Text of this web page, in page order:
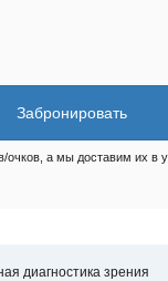
Забронировать
очков, а мы доставим их в
диагностика зрения